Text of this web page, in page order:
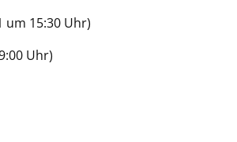
um 15:30 Uhr)
Uhr)